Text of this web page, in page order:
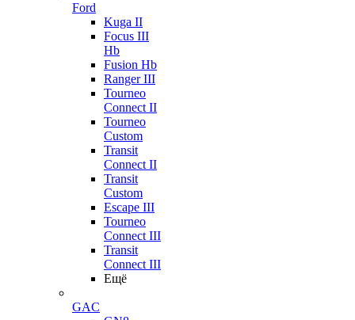
Ford
Kuga II
Focus III
Hb
Fusion Hb
Ranger III
Tourneo
Connect II
Tourneo
Custom
Transit
Connect II
Transit
Custom
Escape III
Tourneo
Connect III
Transit
Connect III
Ещё
GAC